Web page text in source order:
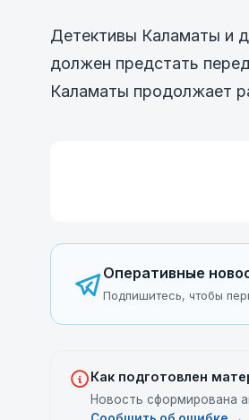
Детективы Каламаты и
должен предстать
Каламаты продолжает
Оперативные
Подпишитесь, чтобы
Как подготовлен
Новость сформирована